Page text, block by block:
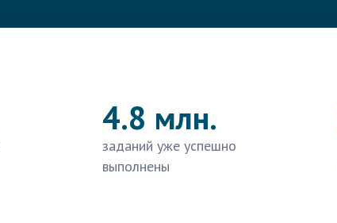
4.8 млн.
заданий уже успешно
выполнены